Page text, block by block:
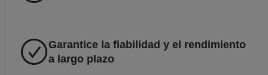
Garantice la fiabilidad y el rendimiento
a largo plazo